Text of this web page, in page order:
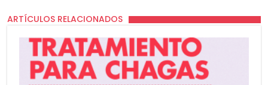
ARTÍCULOS RELACIONADOS